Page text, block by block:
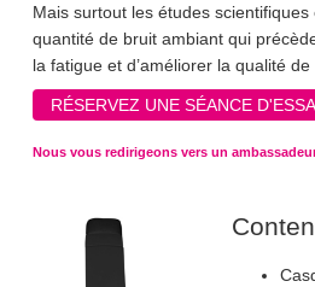
Mais surtout les études
quantité de bruit ambiant qui
la fatigue et d’améliorer la qualité
RÉSERVEZ UNE SÉANCE
Nous vous redirigeons vers un